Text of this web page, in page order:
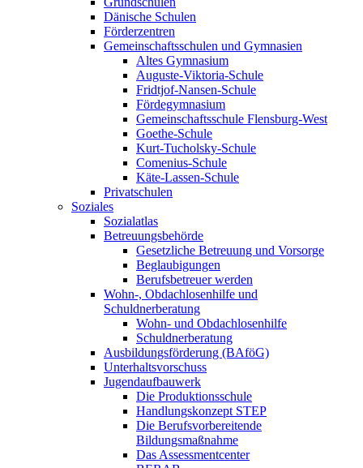
Dänische Schulen
Förderzentren
Gemeinschaftsschulen und Gymnasien
Altes Gymnasium
Auguste-Viktoria-Schule
Fridtjof-Nansen-Schule
Fördegymnasium
Gemeinschaftsschule Flensburg-West
Goethe-Schule
Kurt-Tucholsky-Schule
Comenius-Schule
Käte-Lassen-Schule
Privatschulen
Soziales
Sozialatlas
Betreuungsbehörde
Gesetzliche Betreuung und Vorsorge
Beglaubigungen
Berufsbetreuer werden
Wohn-, Obdachlosenhilfe und
Schuldnerberatung
Wohn- und Obdachlosenhilfe
Schuldnerberatung
Ausbildungsförderung (BAföG)
Unterhaltsvorschuss
Jugendaufbauwerk
Die Produktionsschule
Handlungskonzept STEP
Die Berufsvorbereitende
Bildungsmaßnahme
Das Assessmentcenter